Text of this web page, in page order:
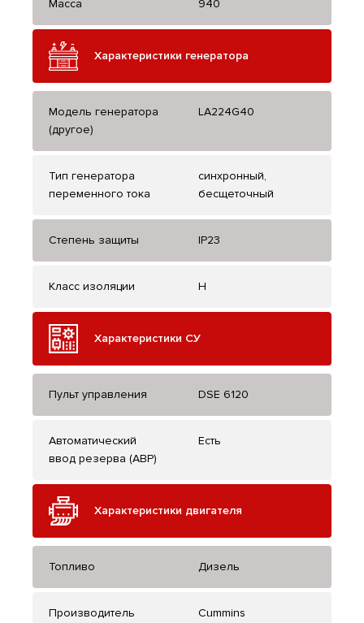
Масса 940
Характеристики генератора
Модель генератора
(другое)
LA224G40
Тип генератора
переменного тока
синхронный,
бесщеточный
Степень защиты IP23
Класс изоляции H
Характеристики СУ
Пульт управления DSE 6120
Автоматический
ввод резерва (АВР)
Есть
Характеристики двигателя
Топливо Дизель
Производитель
Cummins